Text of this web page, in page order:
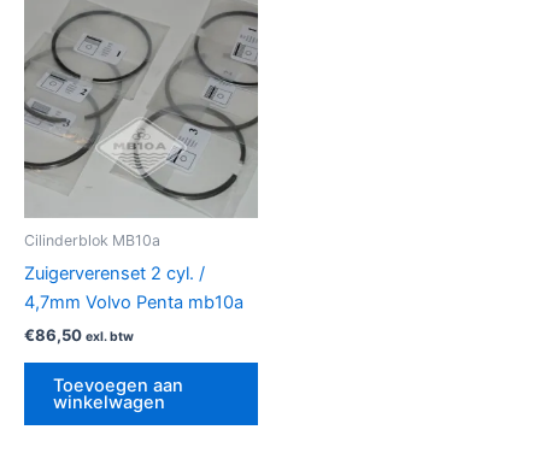
Cilinderblok MB10a
Zuigerverenset 2 cyl. /
4,7mm Volvo Penta mb10a
€86,50 exl. btw
Toevoegen aan
winkelwagen